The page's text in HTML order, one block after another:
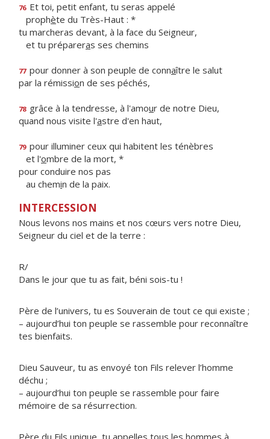
76 Et toi, petit enfant, tu seras appelé
prophète du Très-Haut : *
tu marcheras devant, à la face du Seigneur,
et tu prépareras ses chemins
77 pour donner à son peuple de connaître le salut
par la rémission de ses péchés,
78 grâce à la tendresse, à l'amour de notre Dieu,
quand nous visite l'astre d'en haut,
79 pour illuminer ceux qui habitent les ténèbres
et l'ombre de la mort, *
pour conduire nos pas
au chemin de la paix.
INTERCESSION
Nous levons nos mains et nos cœurs vers notre Dieu,
Seigneur du ciel et de la terre :
R/
Dans le jour que tu as fait, béni sois-tu !
Père de l’univers, tu es Souverain de tout ce qui existe ;
– aujourd’hui ton peuple se rassemble pour reconnaître
tes bienfaits.
Dieu Sauveur, tu as envoyé ton Fils relever l’homme
déchu ;
– aujourd’hui ton peuple se rassemble pour faire
mémoire de sa résurrection.
Père du Fils unique, tu appelles tous les hommes à